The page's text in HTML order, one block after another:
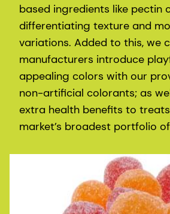
based ingredients like pectin
differentiating texture and
variations. Added to this, we
manufacturers introduce
appealing colors with our
non-artificial colorants; as
extra health benefits to
market’s broadest portfolio